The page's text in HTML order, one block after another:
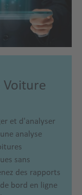
Voiture
et d'analyser
analyse
sans
des rapports
bord en ligne